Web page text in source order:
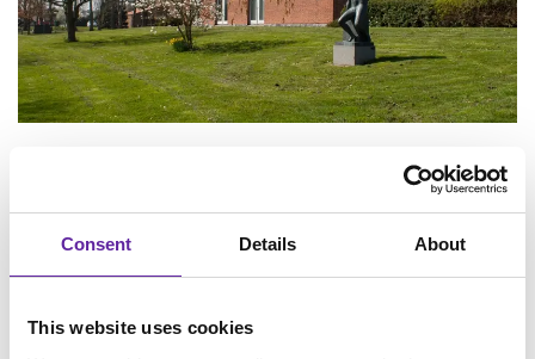
Consent Details About
This website uses cookies
Ærø Kommune kan nu leve op til
krav om øget logning og
monitorering